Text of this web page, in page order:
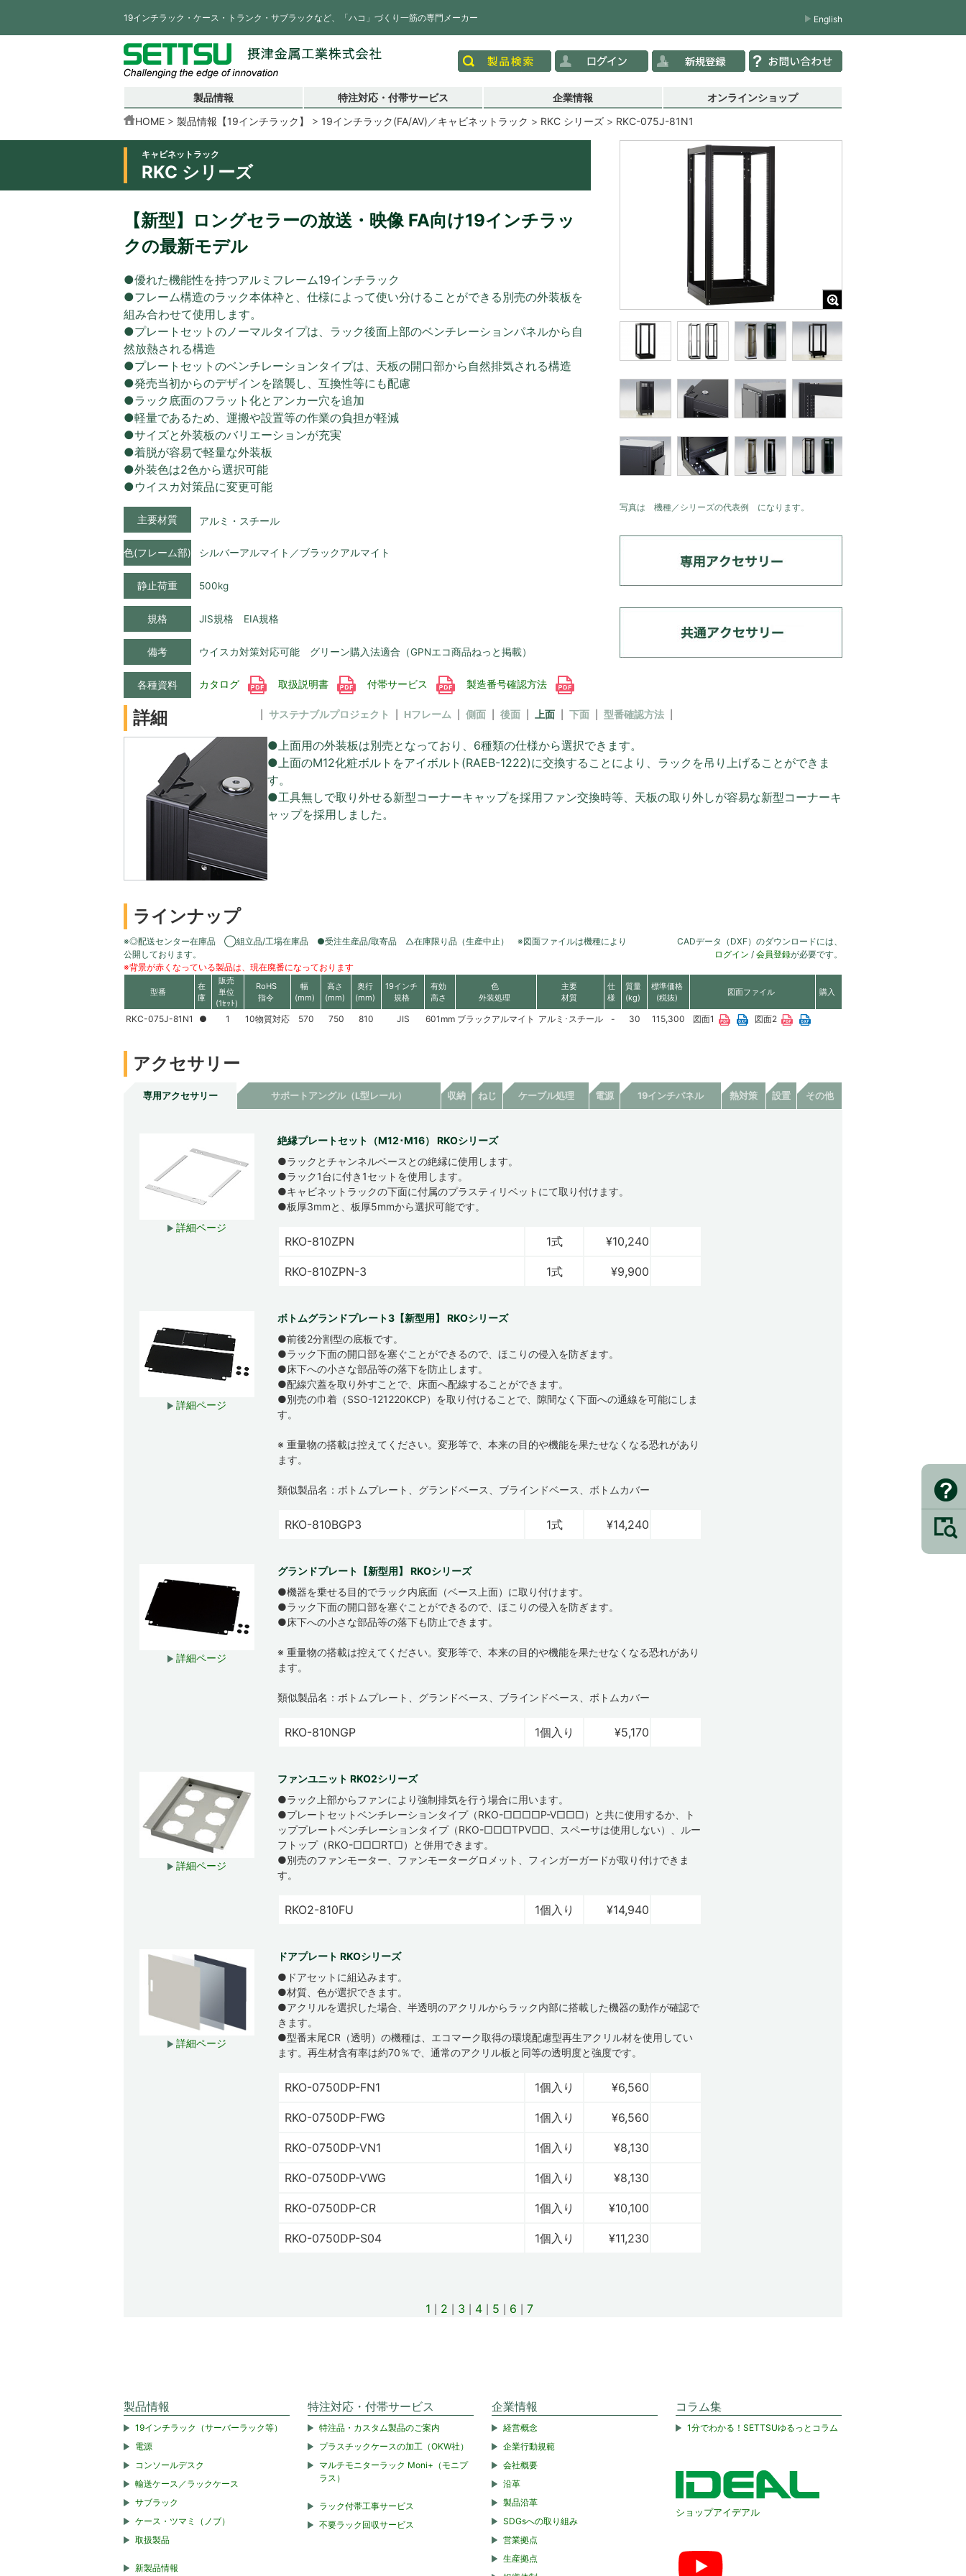
19インチラック・ケース・トランク・サブラックなど、「ハコ」づくり一筋の専門メーカー English
製品情報 特注対応・付帯サービス 企業情報 オンラインショップ
HOME 製品情報【19インチラック】 19インチラック(FA/AV)／キャビネットラック RKC シリーズ RKC-075J-81N1
キャビネットラック
RKC シリーズ
【新型】ロングセラーの放送・映像 FA向け19インチラッ
クの最新モデル
●優れた機能性を持つアルミフレーム19インチラック
●フレーム構造のラック本体枠と、仕様によって使い分けることができる別売の外装板を
組み合わせて使用します。
●プレートセットのノーマルタイプは、ラック後面上部のベンチレーションパネルから自
然放熱される構造
●プレートセットのベンチレーションタイプは、天板の開口部から自然排気される構造
●発売当初からのデザインを踏襲し、互換性等にも配慮
●ラック底面のフラット化とアンカー穴を追加
●軽量であるため、運搬や設置等の作業の負担が軽減
●サイズと外装板のバリエーションが充実
●着脱が容易で軽量な外装板
●外装色は2色から選択可能
●ウイスカ対策品に変更可能
主要材質 アルミ・スチール
色(フレーム部) シルバーアルマイト／ブラックアルマイト
静止荷重 500kg
規格 JIS規格 EIA規格
備考 ウイスカ対策対応可能 グリーン購入法適合（GPNエコ商品ねっと掲載）
各種資料 カタログ 取扱説明書 付帯サービス 製造番号確認方法
写真は 機種／シリーズの代表例 になります。
詳細 サステナブルプロジェクト Hフレーム 側面 後面 上面 下面 型番確認方法
●上面用の外装板は別売となっており、6種類の仕様から選択できます。
●上面のM12化粧ボルトをアイボルト(RAEB-1222)に交換することにより、ラックを吊り上げることができま
す。
●工具無しで取り外せる新型コーナーキャップを採用ファン交換時等、天板の取り外しが容易な新型コーナーキ
ャップを採用しました。
ラインナップ
※◎配送センター在庫品 ◯組立品/工場在庫品 ●受注生産品/取寄品 △在庫限り品（生産中止） ※図面ファイルは機種により
公開しております。
※背景が赤くなっている製品は、現在廃番になっております
CADデータ（DXF）のダウンロードには、
ログイン / 会員登録が必要です。
型番
在
庫
販売
単位
(1ｾｯﾄ)
RoHS
指令
幅
(mm)
高さ
(mm)
奥行
(mm)
19インチ
規格
有効
高さ
色
外装処理
主要
材質
仕
様
質量
(kg)
標準価格
(税抜)
図面ファイル 購入
RKC-075J-81N1 ● 1 10物質対応 570 750 810 JIS 601mm ブラックアルマイト アルミ･スチール - 30 115,300 図面1 図面2
アクセサリー
専用アクセサリー サポートアングル（L型レール） 収納 ねじ ケーブル処理 電源 19インチパネル 熱対策 設置 その他
詳細ページ
絶縁プレートセット（M12･M16） RKOシリーズ
●ラックとチャンネルベースとの絶縁に使用します。
●ラック1台に付き1セットを使用します。
●キャビネットラックの下面に付属のプラスティリベットにて取り付けます。
●板厚3mmと、板厚5mmから選択可能です。
RKO-810ZPN 1式 ¥10,240
RKO-810ZPN-3 1式 ¥9,900
詳細ページ
ボトムグランドプレート3【新型用】 RKOシリーズ
●前後2分割型の底板です。
●ラック下面の開口部を塞ぐことができるので、ほこりの侵入を防ぎます。
●床下への小さな部品等の落下を防止します。
●配線穴蓋を取り外すことで、床面へ配線することができます。
●別売の巾着（SSO-121220KCP）を取り付けることで、隙間なく下面への通線を可能にしま
す。
※ 重量物の搭載は控えてください。変形等で、本来の目的や機能を果たせなくなる恐れがあり
ます。
類似製品名：ボトムプレート、グランドベース、ブラインドベース、ボトムカバー
RKO-810BGP3 1式 ¥14,240
詳細ページ
グランドプレート【新型用】 RKOシリーズ
●機器を乗せる目的でラック内底面（ベース上面）に取り付けます。
●ラック下面の開口部を塞ぐことができるので、ほこりの侵入を防ぎます。
●床下への小さな部品等の落下も防止できます。
※ 重量物の搭載は控えてください。変形等で、本来の目的や機能を果たせなくなる恐れがあり
ます。
類似製品名：ボトムプレート、グランドベース、ブラインドベース、ボトムカバー
RKO-810NGP 1個入り ¥5,170
詳細ページ
ファンユニット RKO2シリーズ
●ラック上部からファンにより強制排気を行う場合に用います。
●プレートセットベンチレーションタイプ（RKO-□□□□P-V□□□）と共に使用するか、ト
ッププレートベンチレーションタイプ（RKO-□□□TPV□□、スペーサは使用しない）、ルー
フトップ（RKO-□□□RT□）と併用できます。
●別売のファンモーター、ファンモーターグロメット、フィンガーガードが取り付けできま
す。
RKO2-810FU 1個入り ¥14,940
詳細ページ
ドアプレート RKOシリーズ
●ドアセットに組込みます。
●材質、色が選択できます。
●アクリルを選択した場合、半透明のアクリルからラック内部に搭載した機器の動作が確認で
きます。
●型番末尾CR（透明）の機種は、エコマーク取得の環境配慮型再生アクリル材を使用してい
ます。再生材含有率は約70％で、通常のアクリル板と同等の透明度と強度です。
RKO-0750DP-FN1 1個入り ¥6,560
RKO-0750DP-FWG 1個入り ¥6,560
RKO-0750DP-VN1 1個入り ¥8,130
RKO-0750DP-VWG 1個入り ¥8,130
RKO-0750DP-CR 1個入り ¥10,100
RKO-0750DP-S04 1個入り ¥11,230
1 2 3 4 5 6 7
製品情報
19インチラック（サーバーラック等）
電源
コンソールデスク
輸送ケース／ラックケース
サブラック
ケース・ツマミ（ノブ）
取扱製品
新製品情報
特注対応・付帯サービス
特注品・カスタム製品のご案内
プラスチックケースの加工（OKW社）
マルチモニターラック Moni+（モニプ
ラス）
ラック付帯工事サービス
不要ラック回収サービス
企業情報
経営概念
企業行動規範
会社概要
沿革
製品沿革
SDGsへの取り組み
営業拠点
生産拠点
コラム集
1分でわかる！SETTSUゆるっとコラム
ショップアイデアル